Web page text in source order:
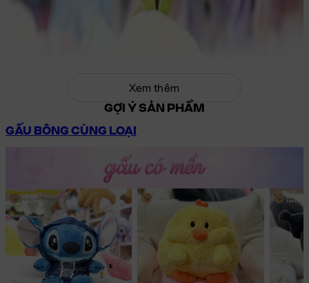
Xem thêm
GỢI Ý SẢN PHẨM
GẤU BÔNG CÙNG LOẠI